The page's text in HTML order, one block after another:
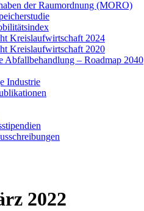
der Raumordnung (MORO)
Kreislaufwirtschaft 2024
Kreislaufwirtschaft 2020
Abfallbehandlung – Roadmap 2040
Industrie
2022